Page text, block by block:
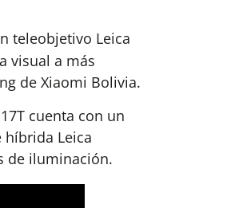
teleobjetivo Leica
visual a más
de Xiaomi Bolivia.
cuenta con un
Leica
de iluminación.